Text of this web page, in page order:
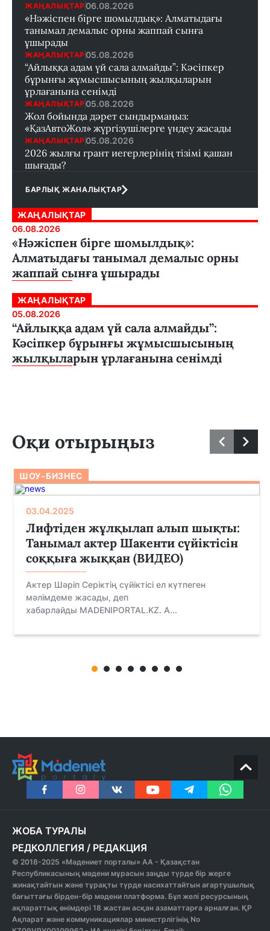
ЖАҢАЛЫҚТАР 06.08.2026
«Нәжіспен бірге шомылдық»: Алматыдағы
танымал демалыс орны жаппай сынға
ұшырады
ЖАҢАЛЫҚТАР 05.08.2026
“Айлыққа адам үй сала алмайды”: Кәсіпкер
бұрынғы жұмысшысының жылқыларын
ұрлағанына сенімді
ЖАҢАЛЫҚТАР 05.08.2026
Жол бойында дәрет сындырмаңыз:
«ҚазАвтоЖол» жүргізушілерге үндеу жасады
ЖАҢАЛЫҚТАР 05.08.2026
2026 жылғы грант иегерлерінің тізімі қашан
шығады?
БАРЛЫҚ ЖАНАЛЫҚТАР
ЖАҢАЛЫҚТАР
06.08.2026
«Нәжіспен бірге шомылдық»:
Алматыдағы танымал демалыс орны
жаппай сынға ұшырады
ЖАҢАЛЫҚТАР
05.08.2026
“Айлыққа адам үй сала алмайды”:
Кәсіпкер бұрынғы жұмысшысының
жылқыларын ұрлағанына сенімді
Оқи отырыңыз
ШОУ-БИЗНЕС
03.04.2025
Лифтіден жұлқылап алып шықты:
Танымал актер Шакенти сүйіктісін
соққыға жыққан (ВИДЕО)
Актер Шәріп Серіктің сүйіктісі ел күтпеген
мәлімдеме жасады, деп
хабарлайды MADENIPORTAL.KZ. А...
ЖОБА ТУРАЛЫ
РЕДКОЛЛЕГИЯ / РЕДАКЦИЯ
© 2018-2025 «Мәдениет порталы» АА - Қазақстан
Республикасының мәдени мұрасын заңды түрде бір жерге
жинақтайтын және тұрақты түрде насихаттайтын ағартушылық
бағыттағы бірден-бір мәдени платформа. Бұл желі ресурсының
ақпараттық өнімдері 18 жастан асқан азаматтарға арналған. ҚР
Ақпарат және коммуникациялар министрлігінің No